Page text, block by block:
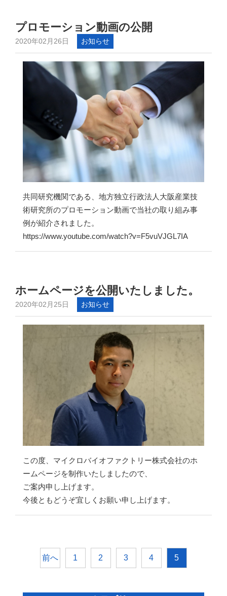
プロモーション動画の公開
2020年02月26日 お知らせ
共同研究機関である、地方独立行政法人大阪産業技
術研究所のプロモーション動画で当社の取り組み事
例が紹介されました。
https://www.youtube.com/watch?v=F5vuVJGL7IA
ホームページを公開いたしました。
2020年02月25日 お知らせ
この度、マイクロバイオファクトリー株式会社のホ
ームページを制作いたしましたので、
ご案内申し上げます。
今後ともどうぞ宜しくお願い申し上げます。
前へ 1 2 3 4 5